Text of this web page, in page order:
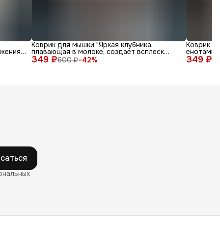
349 ₽600 ₽−42%
Коврик для мышки "Яркая клубника,
плавающая в молоке, создает всплеск
радости" 349 ₽
Коврик
енотами